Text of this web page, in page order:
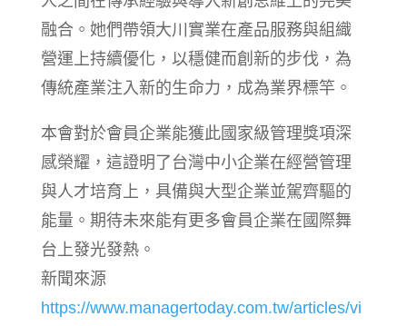
融合。她們帶領大川實業在產品服務與組織
營運上持續優化，以穩健而創新的步伐，為
傳統產業注入新的生命力，成為業界標竿。
本會對於會員企業能獲此國家級管理獎項深
感榮耀，這證明了台灣中小企業在經營管理
與人才培育上，具備與大型企業並駕齊驅的
能量。期待未來能有更多會員企業在國際舞
台上發光發熱。
新聞來源
https://www.managertoday.com.tw/articles/vi